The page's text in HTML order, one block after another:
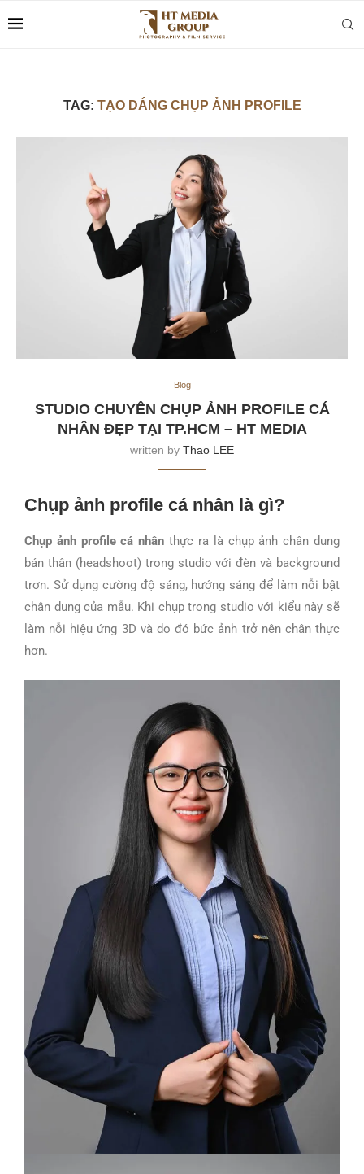
TAG: TẠO DÁNG CHỤP ẢNH PROFILE
Blog
STUDIO CHUYÊN CHỤP ẢNH PROFILE CÁ
NHÂN ĐẸP TẠI TP.HCM – HT MEDIA
written by Thao LEE
Chụp ảnh profile cá nhân là gì?
Chụp ảnh profile cá nhân thực ra là chụp ảnh chân dung
bán thân (headshoot) trong studio với đèn và background
trơn. Sử dụng cường độ sáng, hướng sáng để làm nỗi bật
chân dung của mẫu. Khi chụp trong studio với kiểu này sẽ
làm nỗi hiệu ứng 3D và do đó bức ảnh trở nên chân thực
hơn.